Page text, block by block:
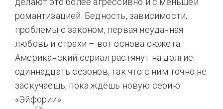
романтизацией. Бедность, зависимости,
проблемы с законом, первая неудачная
любовь и страхи – вот основа сюжета.
Американский сериал растянут на долгие
одиннадцать сезонов, так что с ним точно не
заскучаешь, пока ждёшь новую серию
«Эйфории».